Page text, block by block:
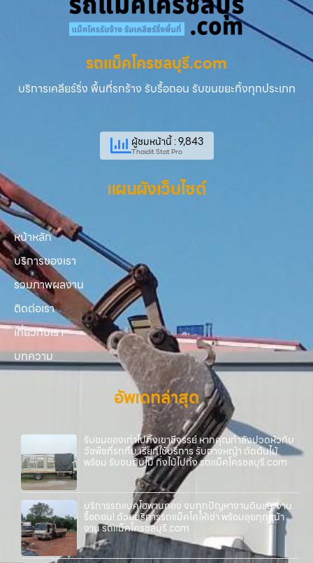
รถแม็คโครชลบุรี.com
บริการเคลียร์ริ่ง พื้นที่รกร้าง รับรื้อถอน รับขนขยะทิ้งทุกประเภท
ผู้ชมหน้านี้ : 9,843
Thaidit Stat Pro
แผนผังเว็บไซต์
หน้าหลัก
บริการของเรา
รวมภาพผลงาน
ติดต่อเรา
เกี่ยวกับเรา
บทความ
อัพเดทล่าสุด
รับขนของเก่าไปทิ้งเขาชีจรรย์ หากคุณกำลังปวดหัวกับ
วัชพืชที่รกทึบ เรียกใช้บริการ รับถางหญ้า ตัดต้นไม้
พร้อม รับขนต้นไม้ กิ่งไม้ไปทิ้ง รถแม็คโครชลบุรี.com
บริการรถแบคโฮพานทอง จบทุกปัญหางานดินและงาน
รื้อถอน! ด้วยบริการรถแม็คโคให้เช่า พร้อมลุยทุกหน้า
งาน รถแม็คโครชลบุรี.com